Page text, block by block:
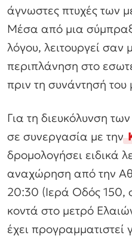
άγνωστες πτυχές των
Μέσα από μια
λόγου, λειτουργεί σαν
περιπλάνηση στο
πριν τη συνάντησή του
Για τη διευκόλυνση
σε συνεργασία με την
δρομολογήσει ειδικά
αναχώρηση από την
20:30 (Ιερά Οδός 150,
κοντά στο μετρό
έχει προγραμματιστεί